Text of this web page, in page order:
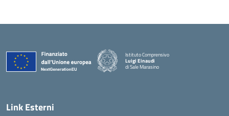
Istituto Comprensivo
Luigi Einaudi
di Sale Marasino
Link Esterni